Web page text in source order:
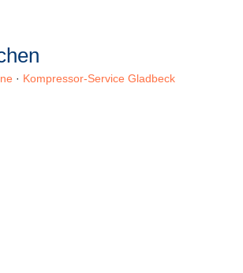
· Kompressor-Service Gladbeck